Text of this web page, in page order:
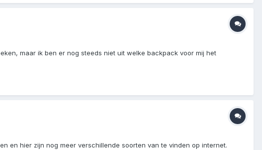
maar ik ben er nog steeds niet uit welke backpack voor mij het
en hier zijn nog meer verschillende soorten van te vinden op internet.